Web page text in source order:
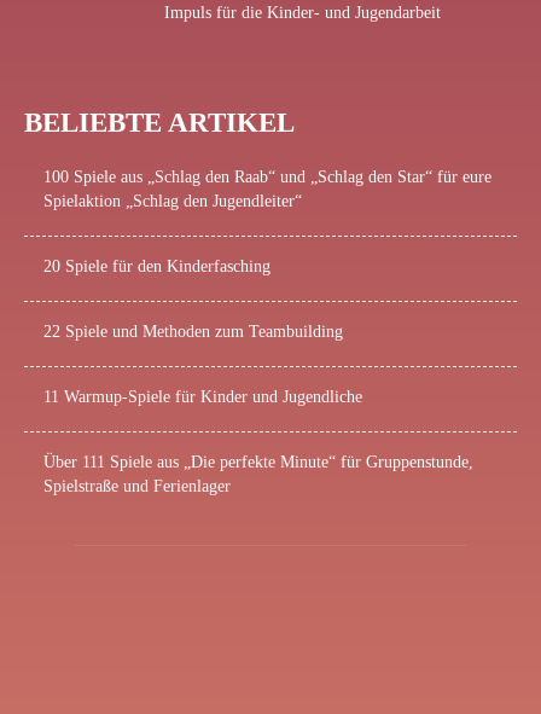
Impuls für die Kinder- und Jugendarbeit
BELIEBTE ARTIKEL
100 Spiele aus „Schlag den Raab“ und „Schlag den Star“ für eure
Spielaktion „Schlag den Jugendleiter“
20 Spiele für den Kinderfasching
22 Spiele und Methoden zum Teambuilding
11 Warmup-Spiele für Kinder und Jugendliche
Über 111 Spiele aus „Die perfekte Minute“ für Gruppenstunde,
Spielstraße und Ferienlager